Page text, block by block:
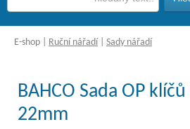
E-shop Ruční nářadí Sady nářadí
BAHCO Sada OP
22mm